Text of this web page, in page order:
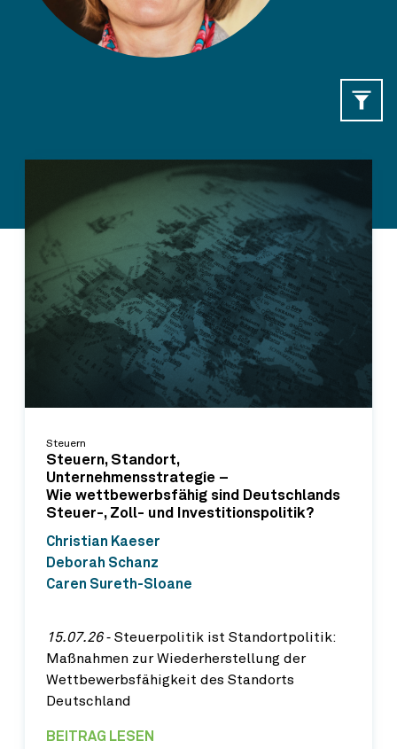
Steuern
Steuern, Standort,
Unternehmensstrategie –
Wie wettbewerbsfähig sind Deutschlands
Steuer-, Zoll- und Investitionspolitik?
Christian Kaeser
Deborah Schanz
Caren Sureth-Sloane
15.07.26‐ Steuerpolitik ist Standortpolitik:
Maßnahmen zur Wiederherstellung der
Wettbewerbsfähigkeit des Standorts
Deutschland
BEITRAG LESEN